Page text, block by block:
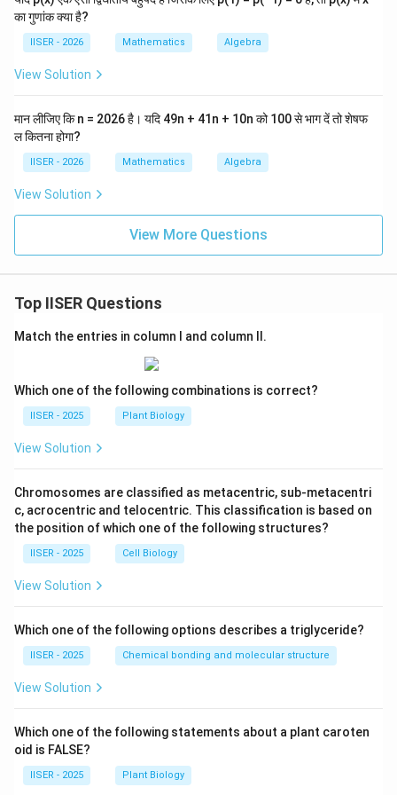
योग ठीक 93 प्राप्त होता है।
5
+
0
n
का गुणांक क्या है?
IISER - 2026 Mathematics Algebra
View Solution
मान लीजिए कि n = 2026 है। यदि 49n + 41n + 10n को 100 से भाग दें तो शेषफ
ल कितना होगा?
IISER - 2026 Mathematics Algebra
View Solution
View More Questions
Top IISER Questions
Match the entries in column I and column II.
Which one of the following combinations is correct?
IISER - 2025 Plant Biology
View Solution
Chromosomes are classified as metacentric, sub-metacentri
c, acrocentric and telocentric. This classification is based on
the position of which one of the following structures?
IISER - 2025 Cell Biology
View Solution
Which one of the following options describes a triglyceride?
IISER - 2025 Chemical bonding and molecular structure
View Solution
Which one of the following statements about a plant caroten
oid is FALSE?
IISER - 2025 Plant Biology